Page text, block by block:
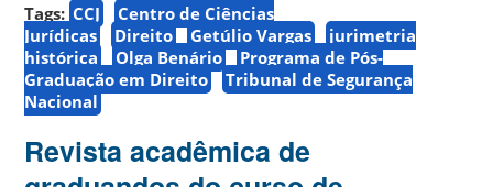
Tags: CCJ
Centro de Ciências
Jurídicas
Direito Getúlio Vargas
jurimetria
histórica
Olga Benário
Programa de Pós-
Graduação em Direito
Tribunal de Segurança
Nacional
Revista acadêmica de